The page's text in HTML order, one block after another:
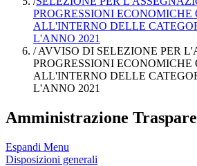
PROGRESSIONI
ALL'INTERNO DELLE
L'ANNO 2021
/AVVISO DI SELEZIONE PER
PROGRESSIONI
ALL'INTERNO DELLE
L'ANNO 2021
Amministrazione
Espandi Menu
Disposizioni generali